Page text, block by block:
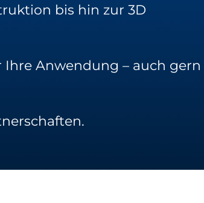
bis hin zur 3D
Anwendung – auch gern